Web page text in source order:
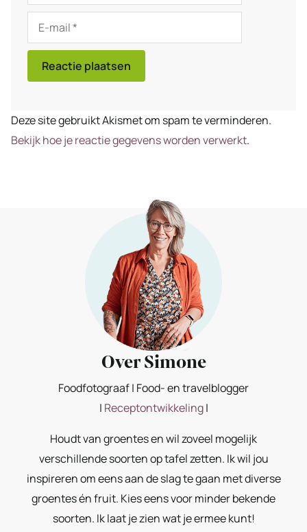
mail
Deze site gebruikt Akismet om spam te verminderen.
Bekijk hoe je reactie gegevens worden verwerkt.
Over Simone
Foodfotograaf | Food- en travelblogger
| Receptontwikkeling|
Houdt van groentes en wil zoveel mogelijk
verschillende soorten op tafel zetten. Ik wil jou
inspireren om eens aan de slag te gaan met diverse
groentes én fruit. Kies eens voor minder bekende
soorten. Ik laat je zien wat je ermee kunt!